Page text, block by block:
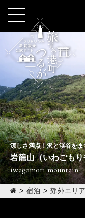
涼しさ満点！沢と渓谷を
岩籠山（いわごも
iwagomori mountain
> 宿泊 > 郊外エリア